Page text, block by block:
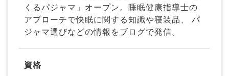
売れ筋ランキング
- Item Ranking -
ガールズかぶ
り
ボーイズ長袖
くるパジャマ」オープン。睡眠健康指導士の
アプローチで快眠に関する知識や寝装品、 パ
ジャマ選びなどの情報をブログで発信。
資格